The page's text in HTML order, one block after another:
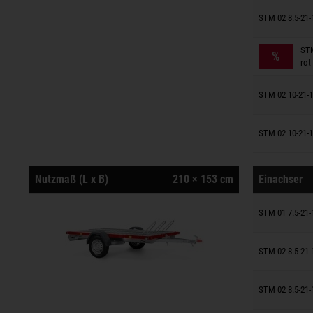
STM 02 8.5-21-
%
rot
STM 02 10-21-
STM 02 10-21-
Nutzmaß (L x B) 210 × 153 cm Einachser
STM 01 7.5-
STM 02 8.5-21-
STM 02 8.5-